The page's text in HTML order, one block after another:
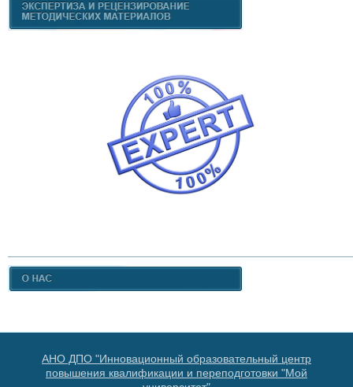
АНО ДПО "Инновационный образовательный центр
повышения квалификации и переподготовки "Мой